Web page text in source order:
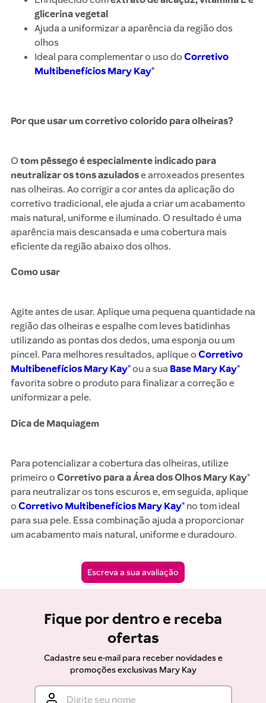
glicerina vegetal
Ajuda a uniformizar a aparência da região dos
olhos
Ideal para complementar o uso do Corretivo
Multibenefícios Mary Kay®
Por que usar um corretivo colorido para olheiras?
O tom pêssego é especialmente indicado para
neutralizar os tons azuladose arroxeados presentes
nas olheiras. Ao corrigir a cor antes da aplicação do
corretivo tradicional, ele ajuda a criar um acabamento
mais natural, uniforme e iluminado. O resultado é uma
aparência mais descansada e uma cobertura mais
eficiente da região abaixo dos olhos.
Como usar
Agite antes de usar. Aplique uma pequena quantidade na
região das olheiras e espalhe com leves batidinhas
utilizando as pontas dos dedos, uma esponja ou um
pincel. Para melhores resultados, aplique o Corretivo
Multibenefícios Mary Kay®ou a sua Base Mary Kay®
favorita sobre o produto para finalizar a correção e
uniformizar a pele.
Dica de Maquiagem
Para potencializar a cobertura das olheiras, utilize
primeiro o Corretivo para a Área dos Olhos Mary Kay®
para neutralizar os tons escuros e, em seguida, aplique
o Corretivo Multibenefícios Mary Kay® no tom ideal
para sua pele. Essa combinação ajuda a proporcionar
um acabamento mais natural, uniforme e duradouro.
Fique por dentro e receba
ofertas
Cadastre seu e-mail para receber novidades e
promoções exclusivas Mary Kay